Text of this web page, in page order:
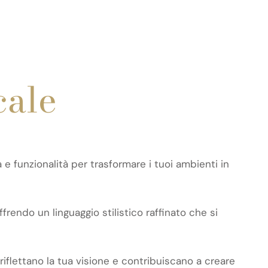
funzionalità per trasformare i tuoi ambienti in
un linguaggio stilistico raffinato che si
la tua visione e contribuiscano a creare